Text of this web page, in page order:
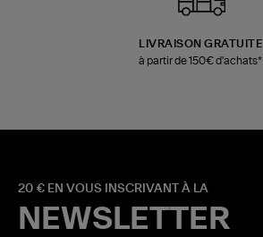
LIVRAISON GRATUITE
à partir de 150€ d'achats*
20 € EN VOUS INSCRIVANT À LA
NEWSLETTER